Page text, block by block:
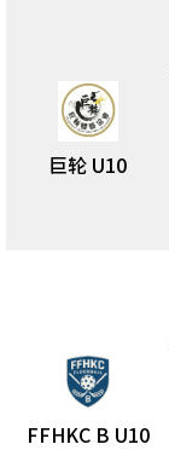
巨轮 U10
FFHKC B U10